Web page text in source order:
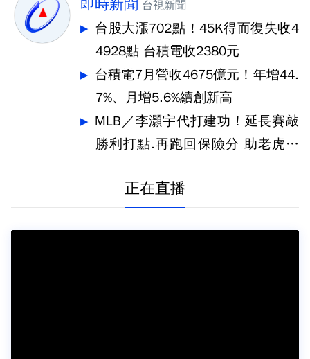
即時新聞 台視新聞
台股大漲702點！45K得而復失收4
4928點 台積電收2380元
台積電7月營收4675億元！年增44.
7%、月增5.6%續創新高
MLB／李灝宇代打建功！延長賽敲
勝利打點.再跑回保險分 助老虎奪
正在直播